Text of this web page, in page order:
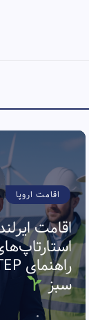
اقامت اروپا
اقامت
سبز